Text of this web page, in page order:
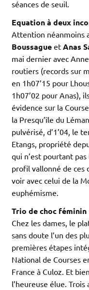
séances de seuil.
Equation à deux
Attention néanmoins
Boussague et Anas
mai dernier avec
routiers (records sur
en 1h07’15 pour
1h07’02 pour Anas),
évidence sur la
la Presqu’île du
pulvérisé, d’1’04, le
Etangs, propriété
qui n’est pourtant
profil vallonné de ces
voir avec celui de la
euphémisme.
Trio de choc féminin
Chez les dames, le
sans doute l’un des
premières étapes
National de Courses
France à Culoz. Et
l’heureuse élue.